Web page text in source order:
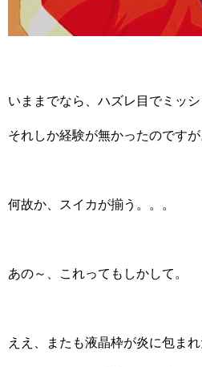
いままでなら、ハズレ目でミッシ
それしか経験が無かったのですが
何故か、スイカが揃う。。。
あの～、これってもしかして。
ええ、またも液晶枠が炎に包まれ